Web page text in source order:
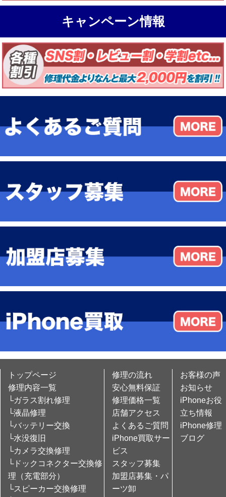
キャンペーン情報
トップページ
修理内容一覧
└ガラス割れ修理
└液晶修理
└バッテリー交換
└水没復旧
└カメラ交換修理
└ドックコネクター交換修
理（充電部分）
└スピーカー交換修理
修理の流れ
安心無料保証
修理価格一覧
店舗アクセス
よくあるご質問
iPhone買取サー
ビス
スタッフ募集
加盟店募集・パ
ーツ卸
お客様の声
お知らせ
iPhoneお役
立ち情報
iPhone修理
ブログ